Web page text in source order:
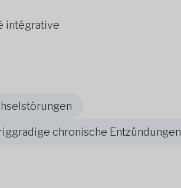
intégrative
chronische Entzündungen